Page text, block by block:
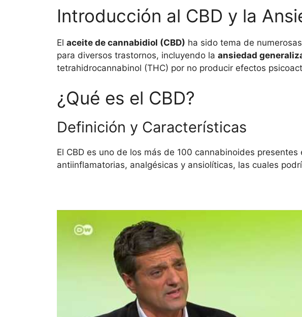
Introducción al CBD y la
El aceite de cannabidiol (CBD) ha sido tema de
para diversos trastornos, incluyendo la ansiedad
tetrahidrocannabinol (THC) por no producir efectos
¿Qué es el CBD?
Definición y Características
El CBD es uno de los más de 100 cannabinoides
antiinflamatorias, analgésicas y ansiolíticas, las cuales